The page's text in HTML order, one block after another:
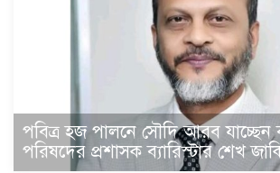
পবিত্র হজ পালনে সৌদি আরব যাচ্ছেন
পরিষদের প্রশাসক ব্যারিস্টার শেখ